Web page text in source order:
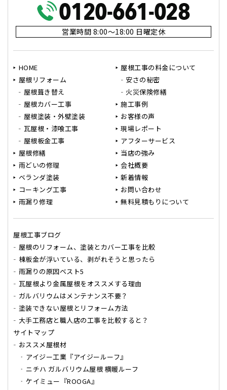
営業時間 8:00～18:00 日曜定休
HOME
屋根リフォーム
屋根葺き替え
屋根カバー工事
屋根塗装・外壁塗装
瓦屋根・漆喰工事
屋根板金工事
屋根修繕
雨どいの修理
ベランダ塗装
コーキング工事
雨漏り修理
屋根工事の料金について
安さの秘密
火災保険修繕
施工事例
お客様の声
現場レポート
アフターサービス
当店の強み
会社概要
新着情報
お問い合わせ
無料見積もりについて
屋根工事ブログ
屋根のリフォーム、塗装とカバー工事を比較
棟板金が浮いている、剥がれそうと思ったら
雨漏りの原因ベスト5
瓦屋根より金属屋根をオススメする理由
ガルバリウムはメンテナンス不要？
塗装できない屋根とリフォーム方法
大手工務店と職人店の工事を比較すると？
サイトマップ
おススメ屋根材
アイジー工業『アイジールーフ』
ニチハ ガルバリウム屋根 横暖ルーフ
ケイミュー『ROOGA』